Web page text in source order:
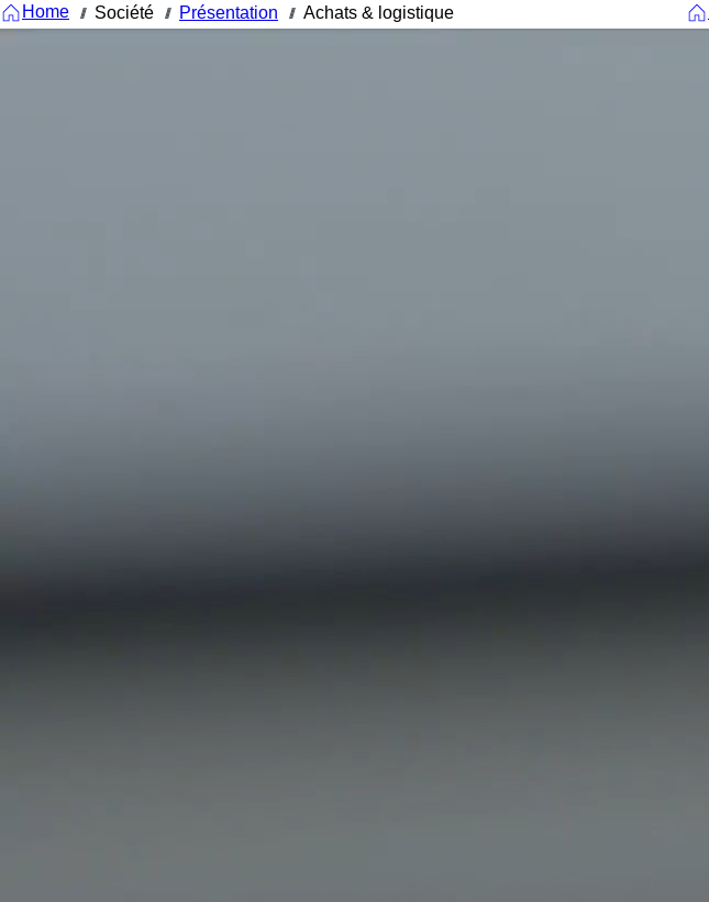
Home /// Société /// Présentation /// Achats & logistique